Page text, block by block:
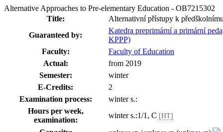
Alternative Approaches to Pre-elementary Education - OB7215302
Title:
Alternativní přístupy k
Guaranteed by:
Katedra preprimární a primární
KPPP)
Faculty:
Faculty of Education
Actual:
from 2019
Semester:
winter
E-Credits:
2
Examination process:
winter s.:
Hours per week,
examination:
winter s.:1/1, C [HT]